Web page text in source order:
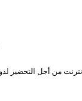
من أجل التحضير